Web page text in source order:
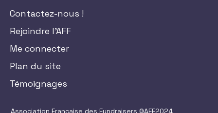
Contactez-nous !
Rejoindre l'AFF
Me connecter
Plan du site
Témoignages
Association Française des Fundraisers ©AFF2024